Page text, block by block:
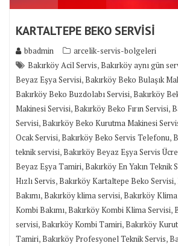
KARTALTEPE BEKO SERVİSİ
bbadmin
arcelik-servis-bolgeleri
Bakırköy Acil Servis,Bakırköy aynı gün
Beyaz Eşya Servisi,Bakırköy Beko Bulaşık
Bakırköy Beko Buzdolabı Servisi,Bakırköy
Makinesi Servisi,Bakırköy Beko Fırın Servisi,
Servisi,Bakırköy Beko Kurutma Makinesi
Ocak Servisi,Bakırköy Beko Servis Telefonu,
teknik servisi,Bakırköy Beyaz Eşya Servis
Beyaz Eşya Tamiri,Bakırköy En Yakın Teknik
Hızlı Servis,Bakırköy Kartaltepe Beko Servisi,
Bakımı,Bakırköy klima servisi,Bakırköy
Kombi Bakımı,Bakırköy Kombi Klima Servisi,
servisi,Bakırköy Kombi Tamiri,Bakırköy
Tamiri,Bakırköy Profesyonel Teknik Servis,